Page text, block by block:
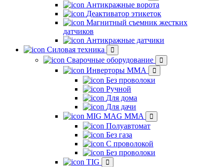
Антикражные ворота
Деактиватор этикеток
Магнитный съемник жестких
датчиков
Антикражные датчики
Силовая техника
Сварочные оборудование
Инверторы ММА
Без проволоки
Ручной
Для дома
Для дачи
MIG MAG MMA
Полуавтомат
Без газа
С проволокой
Без проволоки
TIG